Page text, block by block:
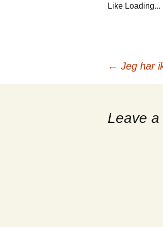
Like Loading...
← Jeg har
Leave a